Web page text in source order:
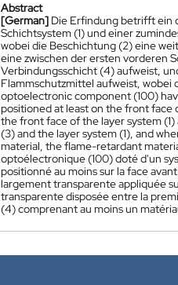
Abstract
[German] Die Erfindung betrifft ein
Schichtsystem (1) und einer
wobei die Beschichtung (2) eine
eine zwischen der ersten vorderen
Verbindungsschicht (4) aufweist,
Flammschutzmittel aufweist, wobei
optoelectronic component (100)
positioned at least on the front face
the front face of the layer system
(3) and the layer system (1), and
material, the flame-retardant
optoélectronique (100) doté d'un
positionné au moins sur la face
largement transparente appliquée
transparente disposée entre la
(4) comprenant au moins un